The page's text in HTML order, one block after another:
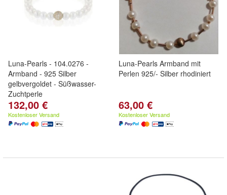
Luna-Pearls - 104.0276 -
Armband - 925 Silber
gelbvergoldet - Süßwasser-
Zuchtperle
132,00 €
Kostenloser Versand
Luna-Pearls Armband mit
Perlen 925/- Silber rhodiniert
63,00 €
Kostenloser Versand